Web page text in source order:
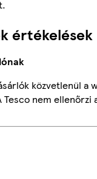
értékelések
közvetlenül a
Tesco nem ellenőrzi